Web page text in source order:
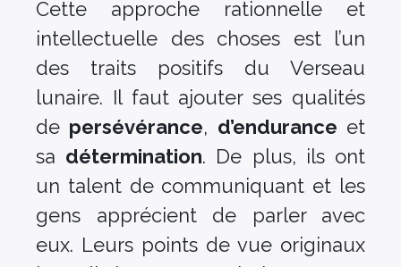
Cette approche rationnelle et
intellectuelle des choses est l’un
des traits positifs du Verseau
lunaire. Il faut ajouter ses qualités
de persévérance, d’endurance et
sa détermination. De plus, ils ont
un talent de communiquant et les
gens apprécient de parler avec
eux. Leurs points de vue originaux